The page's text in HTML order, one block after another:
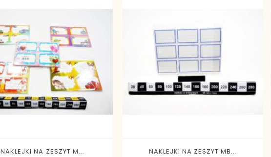
NAKLEJKI NA ZESZYT M... NAKLEJKI NA ZESZYT MB...